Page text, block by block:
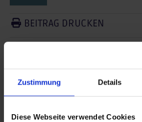
Zustimmung Details
Diese Webseite verwendet Cookies
BEITRAG DRUCKEN